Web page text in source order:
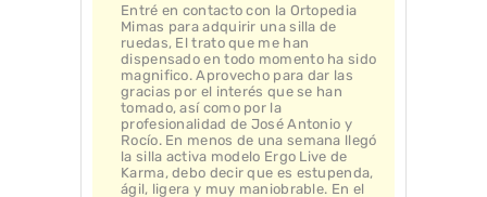
Entré en contacto con la Ortopedia
Mimas para adquirir una silla de
ruedas, El trato que me han
dispensado en todo momento ha sido
magnifico. Aprovecho para dar las
gracias por el interés que se han
tomado, así como por la
profesionalidad de José Antonio y
Rocío. En menos de una semana llegó
la silla activa modelo Ergo Live de
Karma, debo decir que es estupenda,
ágil, ligera y muy maniobrable. En el